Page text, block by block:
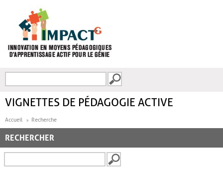
FORMULAIRE DE
VIGNETTES DE PÉDAGOGIE ACTIVE
Accueil Recherche
RECHERCHER